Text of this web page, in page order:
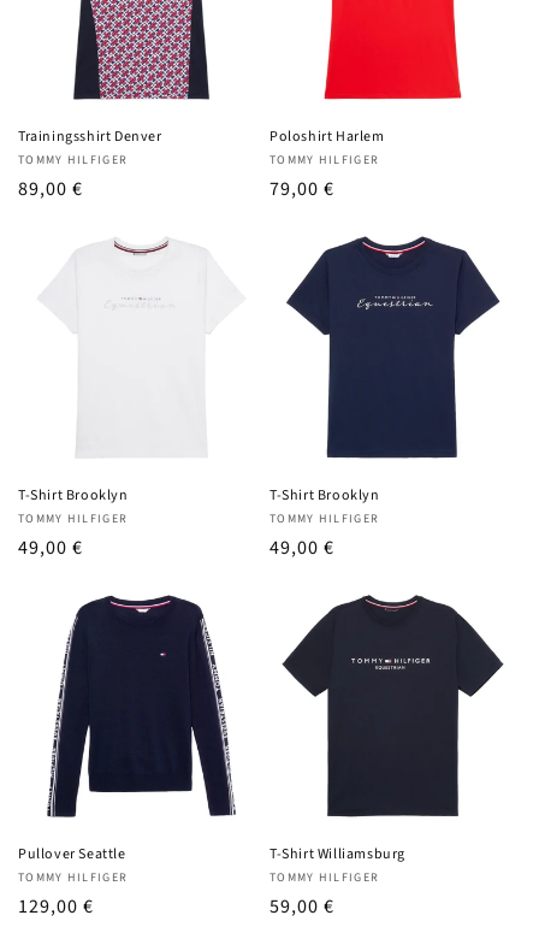
Trainingsshirt Denver
Anbieter:
TOMMY HILFIGER
UVP
89,00 €
Poloshirt Harlem
Anbieter:
TOMMY HILFIGER
UVP
79,00 €
T-Shirt Brooklyn
Anbieter:
TOMMY HILFIGER
UVP
49,00 €
T-Shirt Brooklyn
Anbieter:
TOMMY HILFIGER
UVP
49,00 €
Pullover Seattle
Anbieter:
TOMMY HILFIGER
UVP
129,00 €
T-Shirt Williamsburg
Anbieter:
TOMMY HILFIGER
UVP
59,00 €